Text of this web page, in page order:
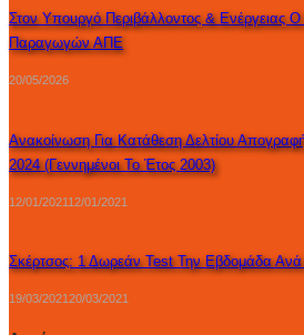
Στον Υπουργό Περιβάλλοντος & Ενέργειας Ο
Παραγωγών ΑΠΕ
20/05/2026
Ανακοίνωση Για Κατάθεση Δελτίου
2024 (γεννημένοι Το Έτος 2003)
12/01/202112/01/2021
Σκέρτσος: 1 Δωρεάν Test Την Εβδομάδα
19/03/202120/03/2021